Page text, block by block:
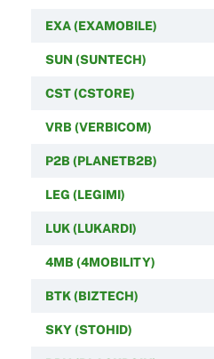
EXA (EXAMOBILE)
SUN (SUNTECH)
CST (CSTORE)
VRB (VERBICOM)
P2B (PLANETB2B)
LEG (LEGIMI)
LUK (LUKARDI)
4MB (4MOBILITY)
BTK (BIZTECH)
SKY (STOHID)